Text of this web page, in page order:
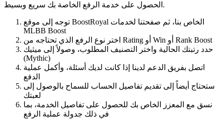
الحصول على خدمة الرفع الخاصة بك سريع وبسيط.
توجه إلى موقع BoostRoyal الخاص بنا، ثم صفحتنا لخدمات
MLBB Boost
اختر نوع الرفع الذي تحتاجه من Rating أو Win أو Rank Boost
حدد رتبتك الحالية واختر التصنيف المطلوب، وصولاً إلى ميثيك
(Mythic)
اتصل بفريق الدعم لدينا إذا كانت لديك أسئلة، وأكمل عملية
الدفع
ستحتاج أيضاً إلى تقديم تفاصيل الحساب للسماح بالوصول إلى
لعبتك
نسق مع المعزز الخاص بك للحصول على تفاصيل الخدمة، بما
في ذلك جدولة عملية الرفع